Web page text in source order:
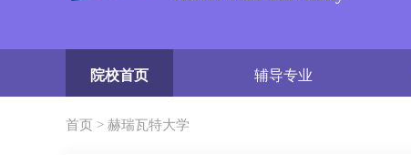
院校首页 辅导专业
首页 > 赫瑞瓦特大学